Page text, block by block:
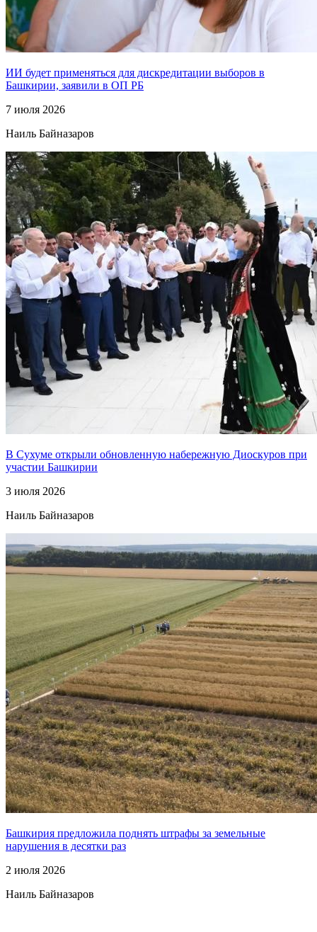
ИИ будет применяться для дискредитации выборов в
Башкирии, заявили в ОП РБ
7 июля 2026
Наиль Байназаров
В Сухуме открыли обновленную набережную Диоскуров при
участии Башкирии
3 июля 2026
Наиль Байназаров
Башкирия предложила поднять штрафы за земельные
нарушения в десятки раз
2 июля 2026
Наиль Байназаров